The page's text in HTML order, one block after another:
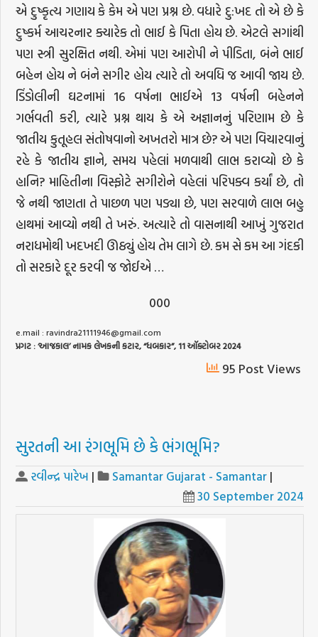
એ દુષ્કૃત્ય ગણાય કે કેમ એ પણ પ્રશ્ન છે. વધારે દુ:ખદ તો એ છે કે
દુષ્કર્મ આચરનાર ક્યારેક તો ભાઈ કે પિતા હોય છે. એટલે સગાંથી
પણ સ્ત્રી સુરક્ષિત નથી. એમાં પણ આરોપી ને પીડિતા, બંને ભાઈ
બહેન હોય ને બંને સગીર હોય ત્યારે તો અવધિ જ આવી જાય છે.
ડિંડોલીની ઘટનામાં 16 વર્ષના ભાઈએ 13 વર્ષની બહેનને
ગર્ભવતી કરી, ત્યારે પ્રશ્ન થાય કે એ અજ્ઞાનનું પરિણામ છે કે
જાતીય કુતૂહલ સંતોષવાનો અખતરો માત્ર છે? એ પણ વિચારવાનું
રહે કે જાતીય જ્ઞાને, સમય પહેલાં મળવાથી લાભ કરાવ્યો છે કે
હાનિ? માહિતીના વિસ્ફોટે સગીરોને વહેલાં પરિપક્વ કર્યાં છે, તો
જે નથી જાણતા તે પાછળ પણ પડ્યા છે, પણ સરવાળે લાભ બહુ
હાથમાં આવ્યો નથી તે ખરું. અત્યારે તો વાસનાથી આખું ગુજરાત
નરાધમોથી ખદખદી ઊઠ્યું હોય તેમ લાગે છે. કમ સે કમ આ ગંદકી
તો સરકારે દૂર કરવી જ જોઈએ …
000
e.mail :ravindra21111946@gmail.com
પ્રગટ : ‘આજકાલ’નામકલેખકનીકટાર, “ધબકાર”, 11ઑક્ટોબર2024
95 Post Views
સુરતની આ રંગભૂમિ છે કે ભંગભૂમિ?
રવીન્દ્ર પારેખ | Samantar Gujarat - Samantar |
30 September 2024